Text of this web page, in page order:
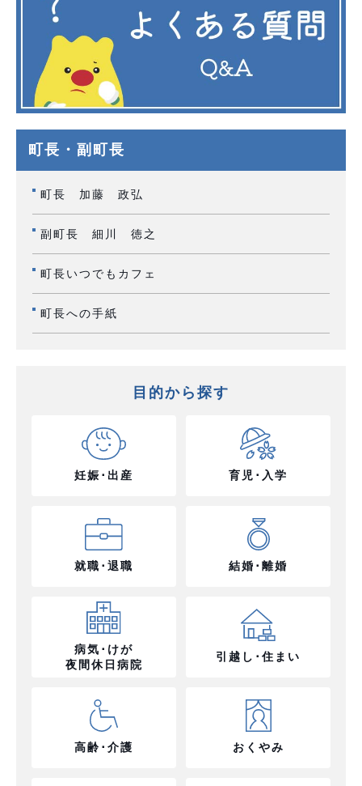
町長・副町長
町長 加藤 政弘
副町長 細川 徳之
町長いつでもカフェ
町長への手紙
目的から探す
妊娠･出産 育児･入学
就職･退職 結婚･離婚
病気･けが
夜間休日病院
引越し･住まい
高齢･介護 おくやみ